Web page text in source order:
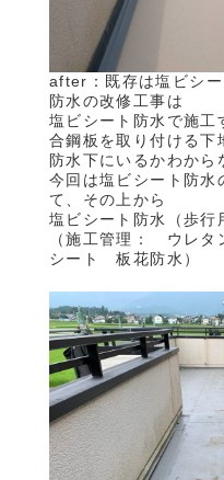
after：既存は塩ビシ
防水の改修工事は
塩ビシート防水で施工
合鋼板を取り付ける下
防水下にいるかわから
今回は塩ビシート防水
て、その上から
塩ビシート防水（歩行
（施工管理： ウレ
シート 板花防水）